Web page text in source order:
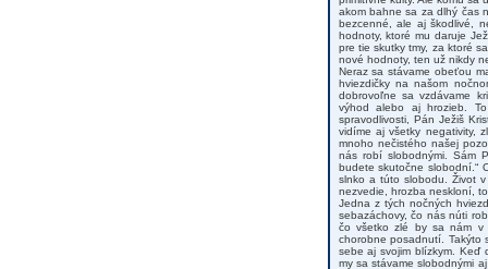
akom bahne sa za dlhý čas
bezcenné, ale aj škodlivé,
hodnoty, ktoré mu daruje
pre tie skutky tmy, za ktoré
nové hodnoty, ten už nikdy
Neraz sa stávame obeťou
hviezdičky na našom
dobrovoľne sa vzdávame
výhod alebo aj hrozieb.
spravodlivosti, Pán Ježiš
vidíme aj všetky negativity,
mnoho nečistého našej
nás robí slobodnými. Sám
budete skutočne slobodní.“
slnko a túto slobodu. Život v
nezvedie, hrozba neskloní,
Jedna z tých nočných
sebazáchovy, čo nás núti
čo všetko zlé by sa nám v
chorobne posadnutí. Takýto
sebe aj svojim blízkym. Keď
my sa stávame slobodnými